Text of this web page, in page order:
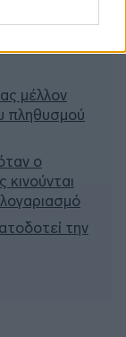
μέλλον
πληθυσμού
ο
κινούνται
την